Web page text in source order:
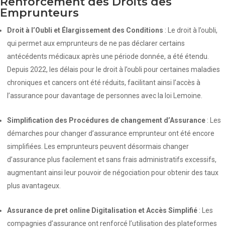
Emprunteurs
Droit à l’Oubli et Élargissement des Conditions : Le droit à l’oubli,
qui permet aux emprunteurs de ne pas déclarer certains
antécédents médicaux après une période donnée, a été étendu.
Depuis 2022, les délais pour le droit à l’oubli pour certaines maladies
chroniques et cancers ont été réduits, facilitant ainsi l’accès à
l’assurance pour davantage de personnes avec la loi Lemoine.
Simplification des Procédures de changement d’Assurance : Les
démarches pour changer d’assurance emprunteur ont été encore
simplifiées. Les emprunteurs peuvent désormais changer
d’assurance plus facilement et sans frais administratifs excessifs,
augmentant ainsi leur pouvoir de négociation pour obtenir des taux
plus avantageux.
Assurance de pret online Digitalisation et Accès Simplifié : Les
compagnies d’assurance ont renforcé l’utilisation des plateformes